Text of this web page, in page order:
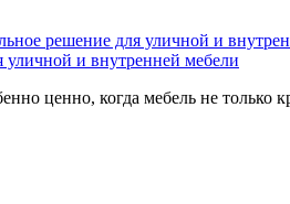
решение для уличной и
уличной и внутренней мебели
ценно, когда мебель не только